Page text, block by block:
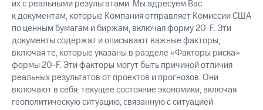
их с реальными результатами. Мы адресуем Вас
к документам, которые Компания отправляет Комиссии США
по ценным бумагам и биржам, включая форму 20-F. Эти
документы содержат и описывают важные факторы,
включая те, которые указаны в разделе «Факторы риска»
формы 20-F. Эти факторы могут быть причиной отличия
реальных результатов от проектов и прогнозов. Они
включают в себя: текущее состояние экономики, включая
геополитическую ситуацию, связанную с ситуацией